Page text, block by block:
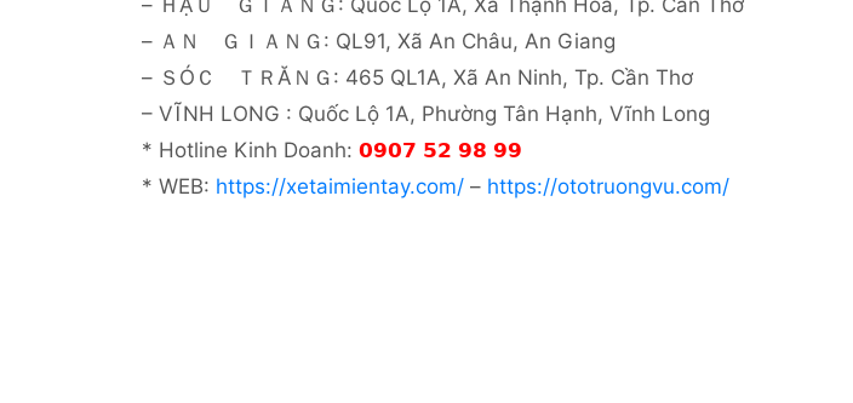
– ＡＮ ＧＩＡＮＧ: QL91, Xã An Châu, An Giang
– ＳÓＣ ＴＲĂＮＧ: 465 QL1A, Xã An Ninh, Tp. Cần Thơ
– VĨNH LONG : Quốc Lộ 1A, Phường Tân Hạnh, Vĩnh Long
* Hotline Kinh Doanh: 𝟬𝟵𝟬𝟳 𝟱𝟮 𝟵𝟴 𝟵𝟵
* WEB: https://xetaimientay.com/ – https://ototruongvu.com/